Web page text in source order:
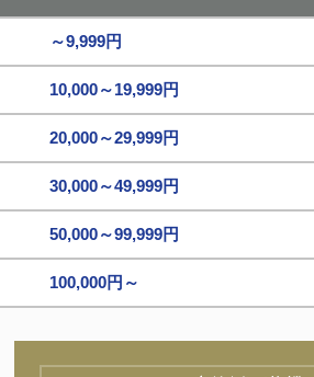
～9,999円
10,000～19,999円
20,000～29,999円
30,000～49,999円
50,000～99,999円
100,000円～